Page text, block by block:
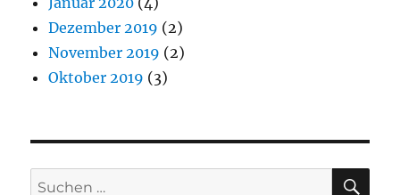
Dezember 2019 (2)
November 2019 (2)
Oktober 2019 (3)
Suchen